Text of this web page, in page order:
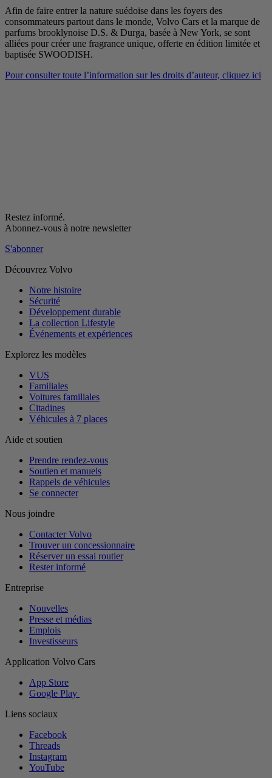
Afin de faire entrer la nature suédoise dans les foyers des
consommateurs partout dans le monde, Volvo Cars et la marque de
parfums brooklynoise D.S. & Durga, basée à New York, se sont
alliées pour créer une fragrance unique, offerte en édition limitée et
baptisée SWOODISH.
Pour consulter toute l’information sur les droits d’auteur, cliquez ici